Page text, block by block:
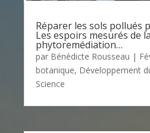
Réparer les sols pollués
Les espoirs mesurés de la
phytoremédiation…
par Bénédicte Rousseau |
botanique, Développement
Science